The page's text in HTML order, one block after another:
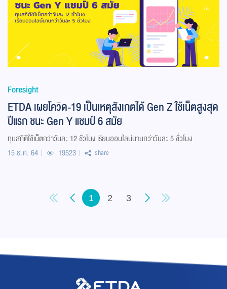
Foresight
ETDA เผยโควิด-19 เป็นเหตุสังเกตได้ Gen Z ใช้เน็ตสูงสุด
ปีแรก ชนะ Gen Y แชมป์ 6 สมัย
ทุบสถิติใช้เน็ตกว่าวันละ 12 ชั่วโมง เรียนออนไลน์นานกว่าวันละ 5 ชั่วโมง
15 ธ.ค. 64
19523 share
1 2 3